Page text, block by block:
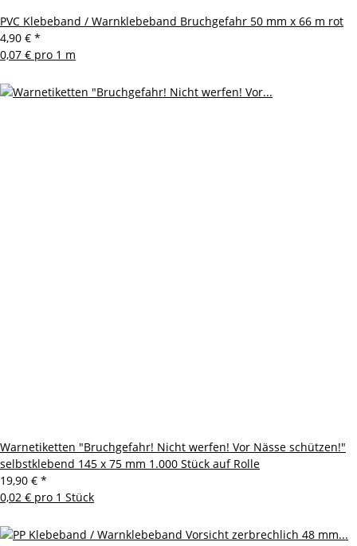
PVC Klebeband / Warnklebeband Bruchgefahr 50 mm x 66 m rot
4,90 € *
0,07 € pro 1 m
Warnetiketten "Bruchgefahr! Nicht werfen! Vor Nässe schützen!"
selbstklebend 145 x 75 mm 1.000 Stück auf Rolle
19,90 € *
0,02 € pro 1 Stück